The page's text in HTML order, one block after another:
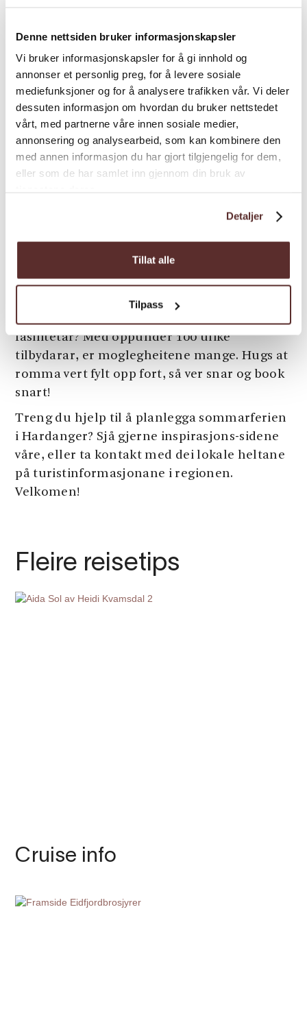
Denne nettsiden bruker informasjonskapsler
Vi bruker informasjonskapsler for å gi innhold og
annonser et personlig preg, for å levere sosiale
mediefunksjoner og for å analysere trafikken vår. Vi deler
dessuten informasjon om hvordan du bruker nettstedet
vårt, med partnerne våre innen sosiale medier,
annonsering og analysearbeid, som kan kombinere den
med annen informasjon du har gjort tilgjengelig for dem,
eller som de har samlet inn gjennom din bruk av
Detaljer
Tillat alle
Tilpass
kjøpa dei mest edle dråpane i landet direkte
frå gardane. Er du heldig, møter du kanskje
sjølve siderprodusenten, som kan fôra deg
med informasjon og historia bak sideren.
Dette er berre nokre av mange spanande
aktivitetar, attraksjonar og tilbod ein finn i
Hardanger. Her får du full oversikt over det
rike utvalet.
overnattingstilbod. Du kan velja å bu i
tretopphytter, eller hjå populære Hardanger
Fjord Lodge – der gjenbruk og miljø står høgt
i fokus. Eller kanskje du vil gå for meir
fasilitetar? Med oppunder 100 ulike
tilbydarar, er moglegheitene mange. Hugs at
romma vert fylt opp fort, så ver snar og book
snart!
Treng du hjelp til å planlegga sommarferien
i Hardanger? Sjå gjerne inspirasjons-sidene
våre, eller ta kontakt med dei lokale heltane
på turistinformasjonane i regionen.
Velkomen!
Fleire reisetips
Cruise info